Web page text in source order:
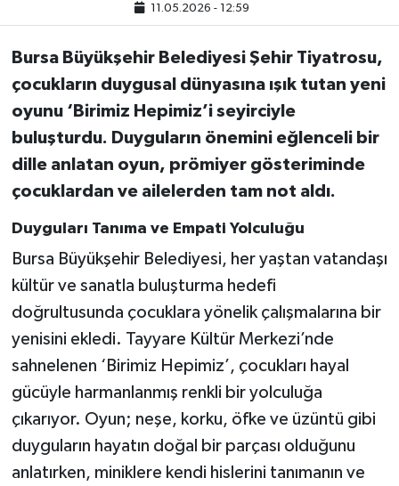
11.05.2026 - 12:59
Bursa Büyükşehir Belediyesi Şehir Tiyatrosu,
çocukların duygusal dünyasına ışık tutan yeni
oyunu ‘Birimiz Hepimiz’i seyirciyle
buluşturdu. Duyguların önemini eğlenceli bir
dille anlatan oyun, prömiyer gösteriminde
çocuklardan ve ailelerden tam not aldı.
Duyguları Tanıma ve Empati Yolculuğu
Bursa Büyükşehir Belediyesi, her yaştan vatandaşı
kültür ve sanatla buluşturma hedefi
doğrultusunda çocuklara yönelik çalışmalarına bir
yenisini ekledi. Tayyare Kültür Merkezi’nde
sahnelenen ‘Birimiz Hepimiz’, çocukları hayal
gücüyle harmanlanmış renkli bir yolculuğa
çıkarıyor. Oyun; neşe, korku, öfke ve üzüntü gibi
duyguların hayatın doğal bir parçası olduğunu
anlatırken, miniklere kendi hislerini tanımanın ve